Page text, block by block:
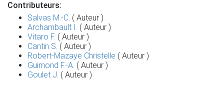
Contributeurs:
Salvas M.-C. ( Auteur )
Archambault I. ( Auteur )
Vitaro F. ( Auteur )
Cantin S. ( Auteur )
Robert-Mazaye Christelle ( Auteur )
Guimond F.-A. ( Auteur )
Goulet J. ( Auteur )